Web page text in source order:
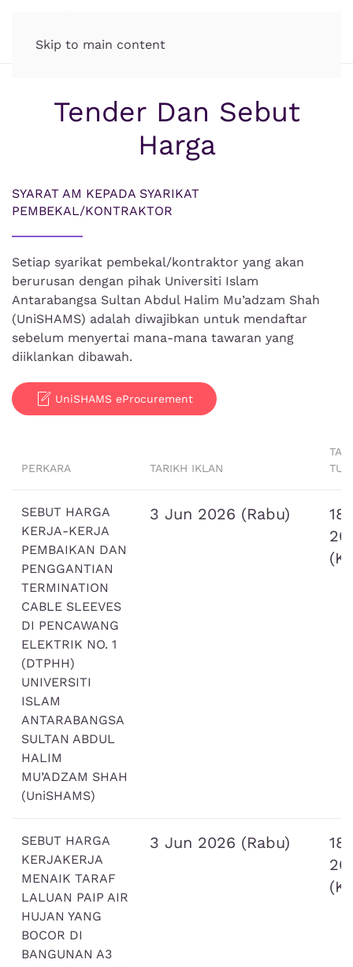
Skip to main content
Tender Dan Sebut
Harga
SYARAT AM KEPADA SYARIKAT
PEMBEKAL/KONTRAKTOR
Setiap syarikat pembekal/kontraktor yang akan
berurusan dengan pihak Universiti Islam
Antarabangsa Sultan Abdul Halim Mu’adzam Shah
(UniSHAMS) adalah diwajibkan untuk mendaftar
sebelum menyertai mana-mana tawaran yang
diiklankan dibawah.
UniSHAMS eProcurement
PERKARA TARIKH IKLAN
SEBUT HARGA
KERJA-KERJA
PEMBAIKAN DAN
PENGGANTIAN
TERMINATION
CABLE SLEEVES
DI PENCAWANG
ELEKTRIK NO. 1
(DTPHH)
UNIVERSITI
ISLAM
ANTARABANGSA
SULTAN ABDUL
HALIM
MU’ADZAM SHAH
(UniSHAMS)
3 Jun 2026 (Rabu)
18
SEBUT HARGA
KERJAKERJA
MENAIK TARAF
LALUAN PAIP AIR
HUJAN YANG
BOCOR DI
BANGUNAN A3
3 Jun 2026 (Rabu)
18